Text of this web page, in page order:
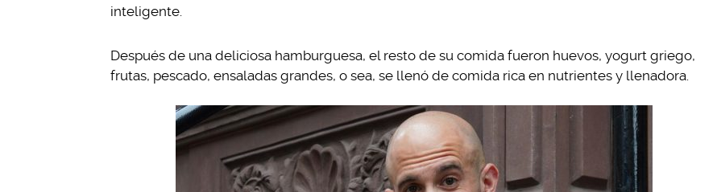
inteligente.
Después de una deliciosa hamburguesa, el resto de su comida fueron huevos, yogurt griego,
frutas, pescado, ensaladas grandes, o sea, se llenó de comida rica en nutrientes y llenadora.